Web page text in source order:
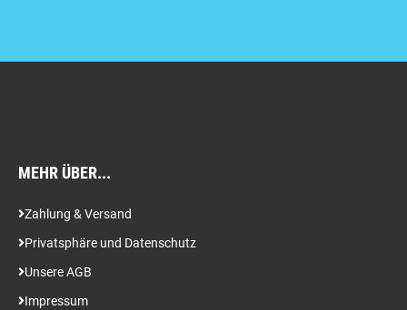
MEHR ÜBER...
Zahlung & Versand
Privatsphäre und Datenschutz
Unsere AGB
Impressum